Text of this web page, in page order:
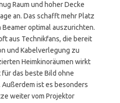
Raum und hoher Decke
an. Das schafft mehr Platz
optimal auszurichten.
aus Technikfans, die bereit
und Kabelverlegung zu
Heimkinoräumen wirkt
das beste Bild ohne
ist es besonders
weiter vom Projektor